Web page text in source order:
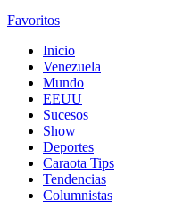
Favoritos
Inicio
Venezuela
Mundo
EEUU
Sucesos
Show
Deportes
Caraota Tips
Tendencias
Columnistas